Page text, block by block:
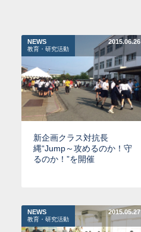
NEWS
教育・研究活動
2015.06.26
新企画クラス対抗長
縄“Jump～攻めるのか！守
るのか！”を開催
NEWS
教育・研究活動
2015.05.27